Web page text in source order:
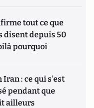
tout ce que
disent depuis 50
pourquoi
Iran : ce qui s'est
pendant que
ailleurs